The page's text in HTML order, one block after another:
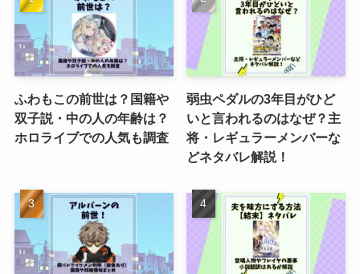
ふわもこの前世は？国籍や
双子説・中の人の年齢は？
ホロライブでの人気も調査
弱虫ペダルの3年目がひど
いと言われるのはなぜ？主
将・レギュラーメンバーな
どネタバレ解説！